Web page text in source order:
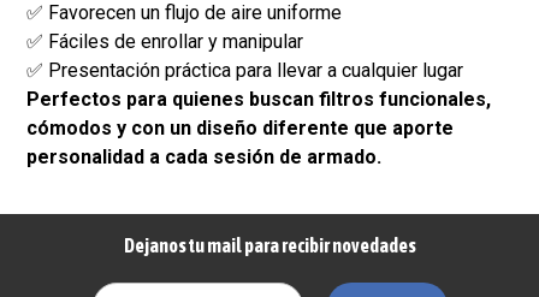
✅ Favorecen un flujo de aire uniforme
✅ Fáciles de enrollar y manipular
✅ Presentación práctica para llevar a cualquier lugar
Perfectos para quienes buscan filtros funcionales,
cómodos y con un diseño diferente que aporte
personalidad a cada sesión de armado.
Dejanos tu mail para recibir novedades